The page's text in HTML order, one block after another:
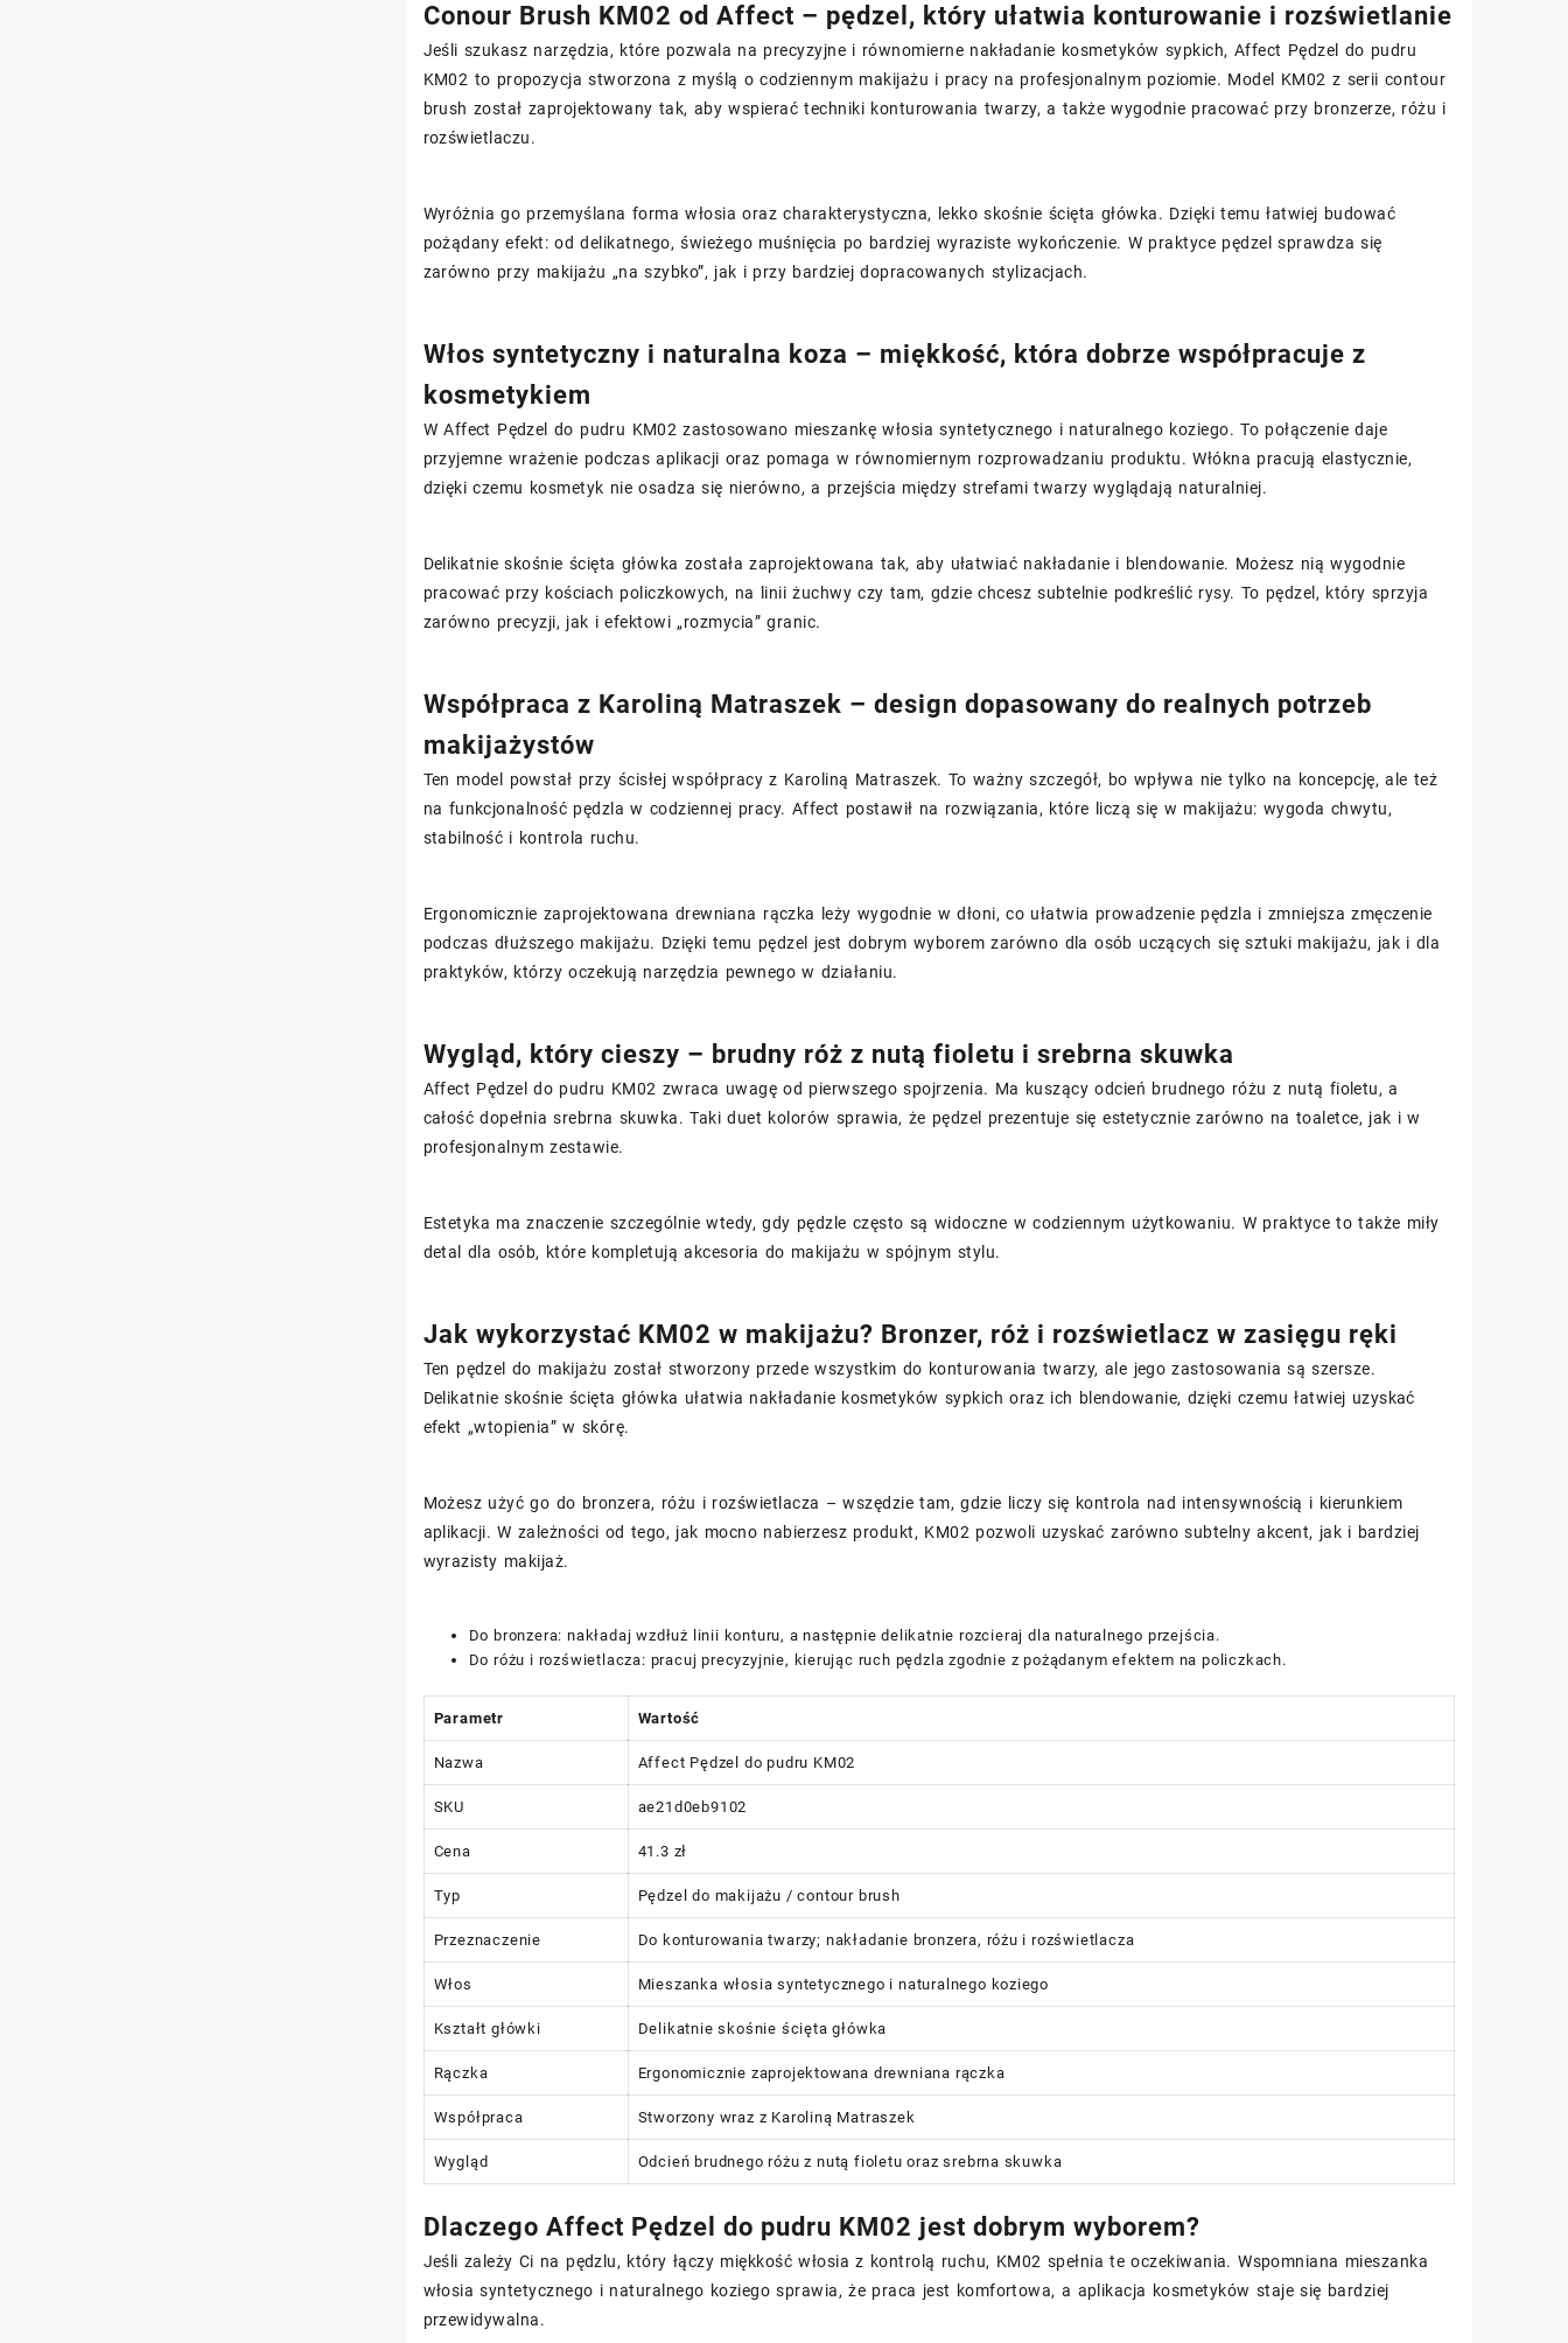
Conour Brush KM02 od Affect – pędzel, który ułatwia konturowanie i rozświetlanie
Jeśli szukasz narzędzia, które pozwala na precyzyjne i równomierne nakładanie kosmetyków sypkich, Affect Pędzel do pudru
KM02 to propozycja stworzona z myślą o codziennym makijażu i pracy na profesjonalnym poziomie. Model KM02 z serii contour
brush został zaprojektowany tak, aby wspierać techniki konturowania twarzy, a także wygodnie pracować przy bronzerze, różu i
rozświetlaczu.
Wyróżnia go przemyślana forma włosia oraz charakterystyczna, lekko skośnie ścięta główka. Dzięki temu łatwiej budować
pożądany efekt: od delikatnego, świeżego muśnięcia po bardziej wyraziste wykończenie. W praktyce pędzel sprawdza się
zarówno przy makijażu „na szybko”, jak i przy bardziej dopracowanych stylizacjach.
Włos syntetyczny i naturalna koza – miękkość, która dobrze współpracuje z
kosmetykiem
W Affect Pędzel do pudru KM02 zastosowano mieszankę włosia syntetycznego i naturalnego koziego. To połączenie daje
przyjemne wrażenie podczas aplikacji oraz pomaga w równomiernym rozprowadzaniu produktu. Włókna pracują elastycznie,
dzięki czemu kosmetyk nie osadza się nierówno, a przejścia między strefami twarzy wyglądają naturalniej.
Delikatnie skośnie ścięta główka została zaprojektowana tak, aby ułatwiać nakładanie i blendowanie. Możesz nią wygodnie
pracować przy kościach policzkowych, na linii żuchwy czy tam, gdzie chcesz subtelnie podkreślić rysy. To pędzel, który sprzyja
zarówno precyzji, jak i efektowi „rozmycia” granic.
Współpraca z Karoliną Matraszek – design dopasowany do realnych potrzeb
makijażystów
Ten model powstał przy ścisłej współpracy z Karoliną Matraszek. To ważny szczegół, bo wpływa nie tylko na koncepcję, ale też
na funkcjonalność pędzla w codziennej pracy. Affect postawił na rozwiązania, które liczą się w makijażu: wygoda chwytu,
stabilność i kontrola ruchu.
Ergonomicznie zaprojektowana drewniana rączka leży wygodnie w dłoni, co ułatwia prowadzenie pędzla i zmniejsza zmęczenie
podczas dłuższego makijażu. Dzięki temu pędzel jest dobrym wyborem zarówno dla osób uczących się sztuki makijażu, jak i dla
praktyków, którzy oczekują narzędzia pewnego w działaniu.
Wygląd, który cieszy – brudny róż z nutą fioletu i srebrna skuwka
Affect Pędzel do pudru KM02 zwraca uwagę od pierwszego spojrzenia. Ma kuszący odcień brudnego różu z nutą fioletu, a
całość dopełnia srebrna skuwka. Taki duet kolorów sprawia, że pędzel prezentuje się estetycznie zarówno na toaletce, jak i w
profesjonalnym zestawie.
Estetyka ma znaczenie szczególnie wtedy, gdy pędzle często są widoczne w codziennym użytkowaniu. W praktyce to także miły
detal dla osób, które kompletują akcesoria do makijażu w spójnym stylu.
Jak wykorzystać KM02 w makijażu? Bronzer, róż i rozświetlacz w zasięgu ręki
Ten pędzel do makijażu został stworzony przede wszystkim do konturowania twarzy, ale jego zastosowania są szersze.
Delikatnie skośnie ścięta główka ułatwia nakładanie kosmetyków sypkich oraz ich blendowanie, dzięki czemu łatwiej uzyskać
efekt „wtopienia” w skórę.
Możesz użyć go do bronzera, różu i rozświetlacza – wszędzie tam, gdzie liczy się kontrola nad intensywnością i kierunkiem
aplikacji. W zależności od tego, jak mocno nabierzesz produkt, KM02 pozwoli uzyskać zarówno subtelny akcent, jak i bardziej
wyrazisty makijaż.
Do bronzera: nakładaj wzdłuż linii konturu, a następnie delikatnie rozcieraj dla naturalnego przejścia.
Do różu i rozświetlacza: pracuj precyzyjnie, kierując ruch pędzla zgodnie z pożądanym efektem na policzkach.
Parametr Wartość
Nazwa Affect Pędzel do pudru KM02
SKU ae21d0eb9102
Cena 41.3 zł
Typ Pędzel do makijażu / contour brush
Przeznaczenie Do konturowania twarzy; nakładanie bronzera, różu i rozświetlacza
Włos Mieszanka włosia syntetycznego i naturalnego koziego
Kształt główki Delikatnie skośnie ścięta główka
Rączka Ergonomicznie zaprojektowana drewniana rączka
Współpraca Stworzony wraz z Karoliną Matraszek
Wygląd Odcień brudnego różu z nutą fioletu oraz srebrna skuwka
Dlaczego Affect Pędzel do pudru KM02 jest dobrym wyborem?
Jeśli zależy Ci na pędzlu, który łączy miękkość włosia z kontrolą ruchu, KM02 spełnia te oczekiwania. Wspomniana mieszanka
włosia syntetycznego i naturalnego koziego sprawia, że praca jest komfortowa, a aplikacja kosmetyków staje się bardziej
przewidywalna.